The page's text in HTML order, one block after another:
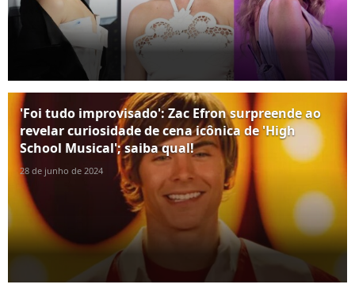
'Foi tudo improvisado': Zac Efron surpreende ao
revelar curiosidade de cena icônica de 'High
School Musical'; saiba qual!
28 de junho de 2024